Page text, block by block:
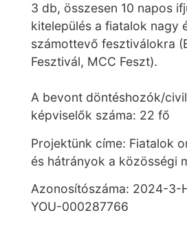
3 db, összesen 10 napos
kitelepülés a fiatalok nagy
számottevő fesztiválokra
Fesztivál, MCC Feszt).
A bevont döntéshozók/
képviselők száma: 22 fő
Projektünk címe: Fiatalok
és hátrányok a közösségi
Azonosítószáma: 2024-3-
YOU-000287766